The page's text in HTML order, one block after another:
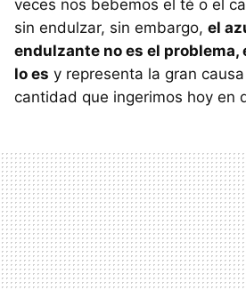
veces nos bebemos el té o el
sin endulzar, sin embargo, el
endulzante no es el problema,
lo es y representa la gran
cantidad que ingerimos hoy en